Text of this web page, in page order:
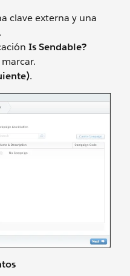
clave externa y una
Is Sendable?
.